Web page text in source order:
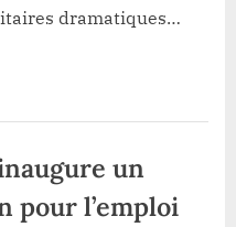
un
dramatiques…
un
pour l’emploi